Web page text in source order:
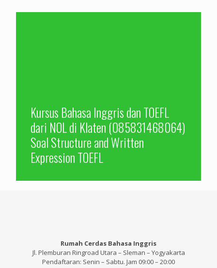
Kursus Bahasa Inggris dan TOEFL
dari NOL di Klaten (085831468064)
Soal Structure and Written
Expression TOEFL
Rumah Cerdas Bahasa Inggris
Jl. Plemburan Ringroad Utara – Sleman – Yogyakarta
Pendaftaran: Senin – Sabtu. Jam 09:00 – 20:00